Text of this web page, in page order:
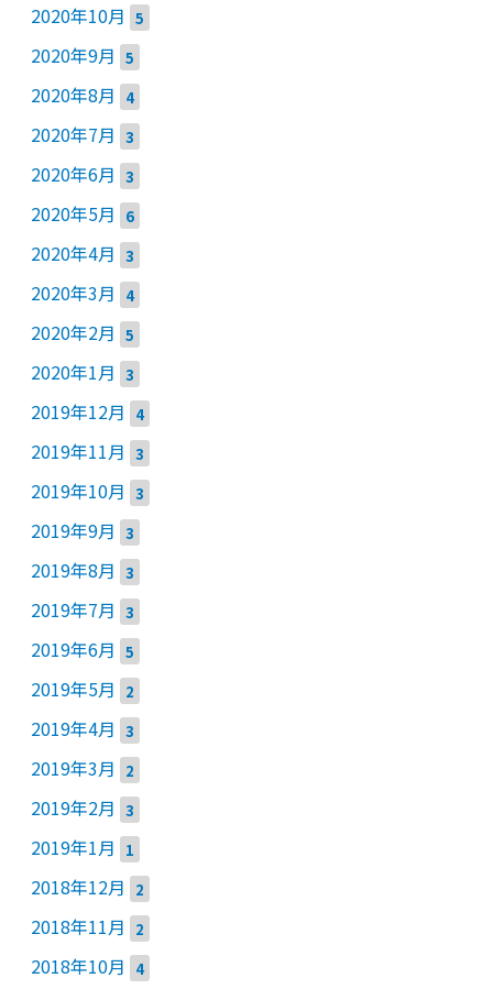
2020年10月 5
2020年9月 5
2020年8月 4
2020年7月 3
2020年6月 3
2020年5月 6
2020年4月 3
2020年3月 4
2020年2月 5
2020年1月 3
2019年12月 4
2019年11月 3
2019年10月 3
2019年9月 3
2019年8月 3
2019年7月 3
2019年6月 5
2019年5月 2
2019年4月 3
2019年3月 2
2019年2月 3
2019年1月 1
2018年12月 2
2018年11月 2
2018年10月 4